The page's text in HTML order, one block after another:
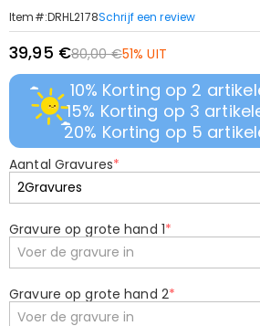
Item#:DRHL2178Schrijf een review
39,95 €80,00 €51% UIT
10% Korting op 2
15% Korting op 3
20% Korting op 5
Aantal Gravures*
Gravure op grote hand 1*
Gravure op grote hand 2*